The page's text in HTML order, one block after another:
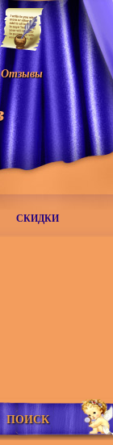
Отзывы
СКИДКИ
ПОИСК